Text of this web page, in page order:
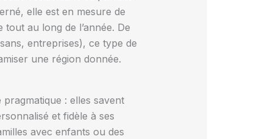
elle est en mesure de
au long de l’année. De
entreprises), ce type de
une région donnée.
: elles savent
et fidèle à ses
avec enfants ou des